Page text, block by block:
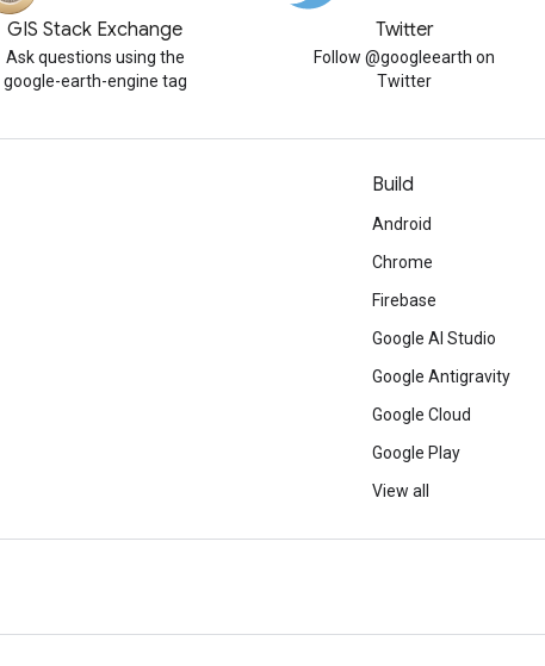
GIS Stack Exchange
Ask questions using the
google-earth-engine tag
Twitter
Follow @googleearth on
Twitter
Build
Android
Chrome
Firebase
Google AI Studio
Google Antigravity
Google Cloud
Google Play
View all